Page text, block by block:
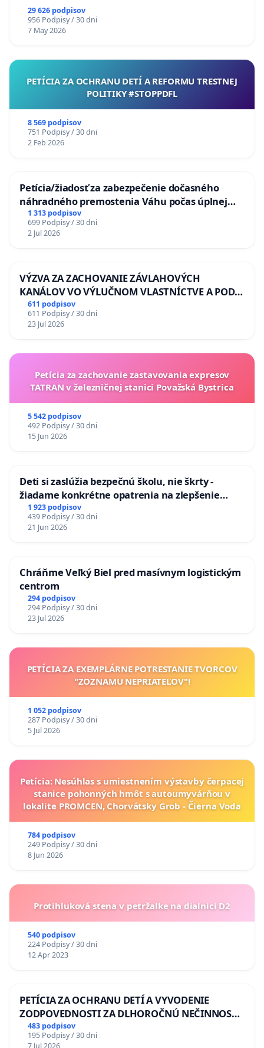
29 626 podpisov
956 Podpisy / 30 dni
7 May 2026
PETÍCIA ZA OCHRANU DETÍ A REFORMU TRESTNEJ
POLITIKY #STOPPDFL
8 569 podpisov
751 Podpisy / 30 dni
2 Feb 2026
Petícia/žiadosť za zabezpečenie dočasného
náhradného premostenia Váhu počas úplnej
uzávery Vážskeho mosta v Komárne
1 313 podpisov
699 Podpisy / 30 dni
2 Jul 2026
VÝZVA ZA ZACHOVANIE ZÁVLAHOVÝCH
KANÁLOV VO VÝLUČNOM VLASTNÍCTVE A POD
KONTROLOU SLOVENSKEJ REPUBLIKY & žiadosť
na riešenie zanedbaného stavu závlahových a
odvodňovacích kanálov na Slovensku
611 podpisov
611 Podpisy / 30 dni
23 Jul 2026
Petícia za zachovanie zastavovania expresov
TATRAN v železničnej stanici Považská Bystrica
5 542 podpisov
492 Podpisy / 30 dni
15 Jun 2026
Deti si zaslúžia bezpečnú školu, nie škrty -
žiadame konkrétne opatrenia na zlepšenie
situácie v školstve
1 923 podpisov
439 Podpisy / 30 dni
21 Jun 2026
Chráňme Veľký Biel pred masívnym logistickým
centrom
294 podpisov
294 Podpisy / 30 dni
23 Jul 2026
PETÍCIA ZA EXEMPLÁRNE POTRESTANIE TVORCOV
"ZOZNAMU NEPRIATEĽOV"!
1 052 podpisov
287 Podpisy / 30 dni
5 Jul 2026
Petícia: Nesúhlas s umiestnením výstavby čerpacej
stanice pohonných hmôt s autoumyvárňou v
lokalite PROMCEN, Chorvátsky Grob - Čierna Voda
784 podpisov
249 Podpisy / 30 dni
8 Jun 2026
Protihluková stena v petržalke na dialnici D2
540 podpisov
224 Podpisy / 30 dni
12 Apr 2023
PETÍCIA ZA OCHRANU DETÍ A VYVODENIE
ZODPOVEDNOSTI ZA DLHOROČNÚ NEČINNOSŤ
A ZLYHANIE ŠTÁTU
483 podpisov
195 Podpisy / 30 dni
7 Jul 2026